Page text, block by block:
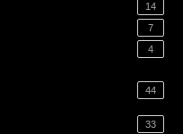
14
7
4
44
33